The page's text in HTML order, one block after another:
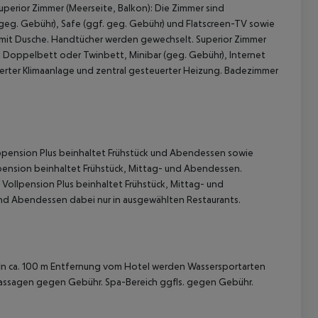
Zimmer (Meerseite, Balkon): Die Zimmer sind
Gebühr), Safe (ggf. geg. Gebühr) und Flatscreen-TV sowie
Dusche. Handtücher werden gewechselt. Superior Zimmer
Doppelbett oder Twinbett, Minibar (geg. Gebühr), Internet
Klimaanlage und zentral gesteuerter Heizung. Badezimmer
Plus beinhaltet Frühstück und Abendessen sowie
beinhaltet Frühstück, Mittag- und Abendessen.
Plus beinhaltet Frühstück, Mittag- und
Abendessen dabei nur in ausgewählten Restaurants.
100 m Entfernung vom Hotel werden Wassersportarten
gegen Gebühr. Spa-Bereich ggfls. gegen Gebühr.